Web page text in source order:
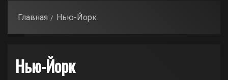
Главная Нью-Йорк
Нью-Йорк